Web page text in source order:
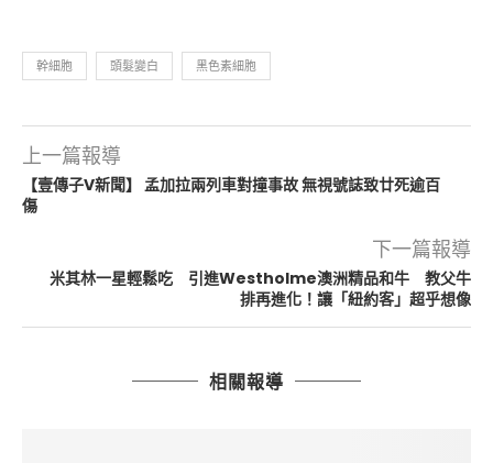
幹細胞 頭髮變白 黑色素細胞
上一篇報導
【壹傳子V新聞】 孟加拉兩列車對撞事故 無視號誌致廿死逾百
傷
下一篇報導
米其林一星輕鬆吃 引進Westholme澳洲精品和牛 教父牛
排再進化！讓「紐約客」超乎想像
相關報導